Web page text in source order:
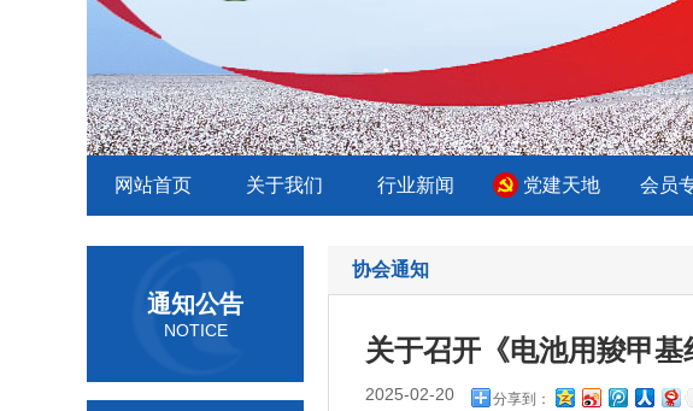
网站首页 关于我们 行业新闻 党建天地 会员
通知公告
NOTICE
协会通知
关于召开《电池用羧甲
2025-02-20 分享到：